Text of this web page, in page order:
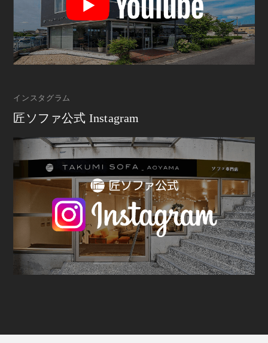
インスタグラム
匠ソファ公式 Instagram